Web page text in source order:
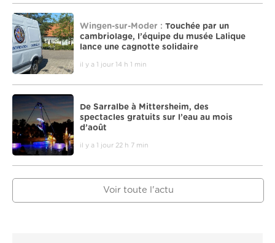
Wingen-sur-Moder : Touchée par un
cambriolage, l’équipe du musée Lalique
lance une cagnotte solidaire
il y a 1 jour 14 h 1 min
De Sarralbe à Mittersheim, des
spectacles gratuits sur l’eau au mois
d’août
il y a 1 jour 22 h 7 min
Voir toute l'actu